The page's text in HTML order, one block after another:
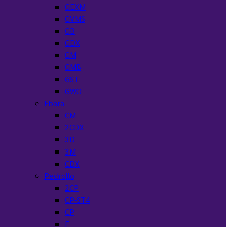
GEXM
GVMS
GB
GDX
GM
GMB
GST
GWO
Ebara
CM
2CDX
3D
3M
CDX
Pedrollo
2CP
CP-ST4
CP
F